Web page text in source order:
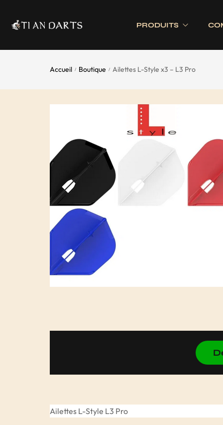
PRODUITS
Accessoires joueurs
Tapis de cible
Cibles
Accueil / Boutique / Ailettes L-Style x3 – L3 Pro
Ailettes L-Style L3 Pro